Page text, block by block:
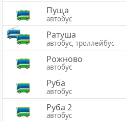
Пуща
автобус
Ратуша
автобус, троллейбус
Рожново
автобус
Руба
автобус
Руба 2
автобус